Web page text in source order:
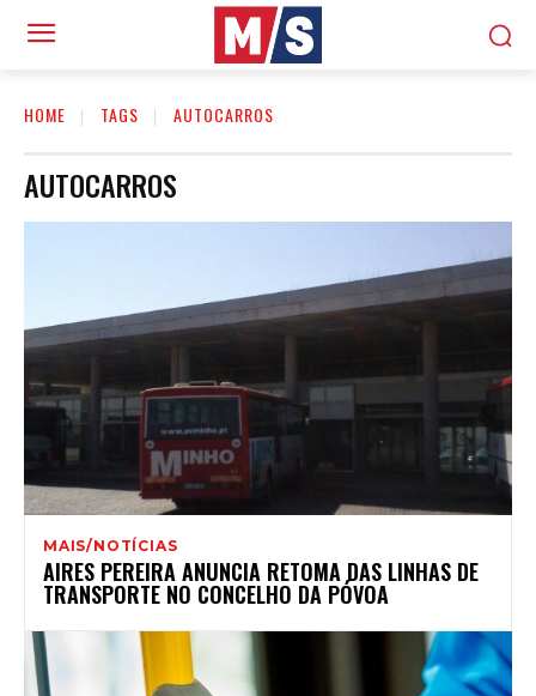
HOME TAGS AUTOCARROS
AUTOCARROS
MAIS/NOTÍCIAS
AIRES PEREIRA ANUNCIA RETOMA DAS LINHAS DE
TRANSPORTE NO CONCELHO DA PÓVOA